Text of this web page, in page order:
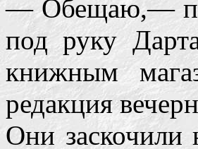
— Обещаю,—
под руку
книжным
редакция
Они заскочили